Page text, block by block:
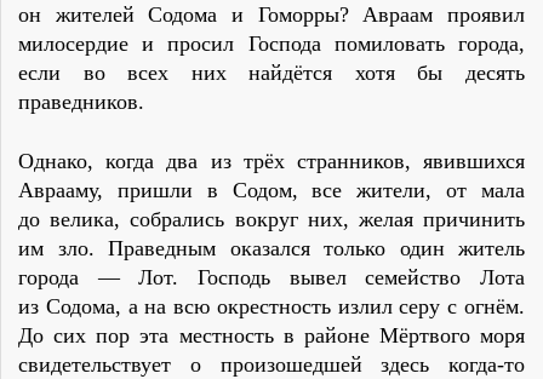
он жителей Содома и Гоморры? Авраам проявил
милосердие и просил Господа помиловать города,
если во всех них найдётся хотя бы десять
праведников.
Однако, когда два из трёх странников, явившихся
Аврааму, пришли в Содом, все жители, от мала
до велика, собрались вокруг них, желая причинить
им зло. Праведным оказался только один житель
города — Лот. Господь вывел семейство Лота
из Содома, а на всю окрестность излил серу с огнём.
До сих пор эта местность в районе Мёртвого моря
свидетельствует о произошедшей здесь когда-то